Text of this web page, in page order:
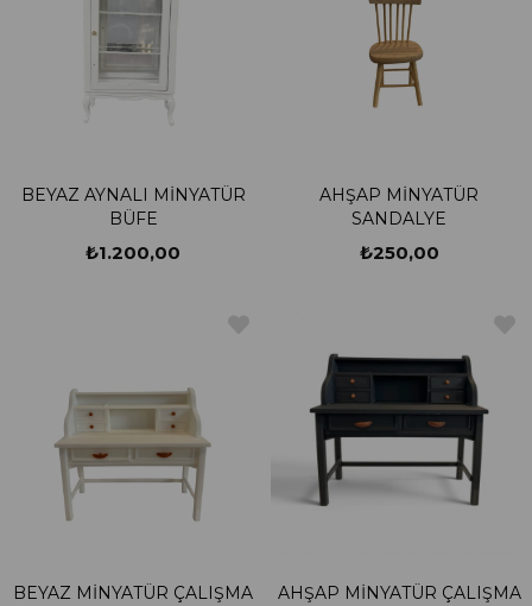
BEYAZ AYNALI MİNYATÜR
BÜFE
₺1.200,00
AHŞAP MİNYATÜR
SANDALYE
₺250,00
BEYAZ MİNYATÜR ÇALIŞMA AHŞAP MİNYATÜR ÇALIŞMA